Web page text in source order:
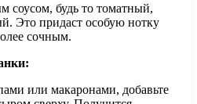
соусом, будь то томатный,
Это придаст особую нотку
сочным.
или макаронами, добавьте